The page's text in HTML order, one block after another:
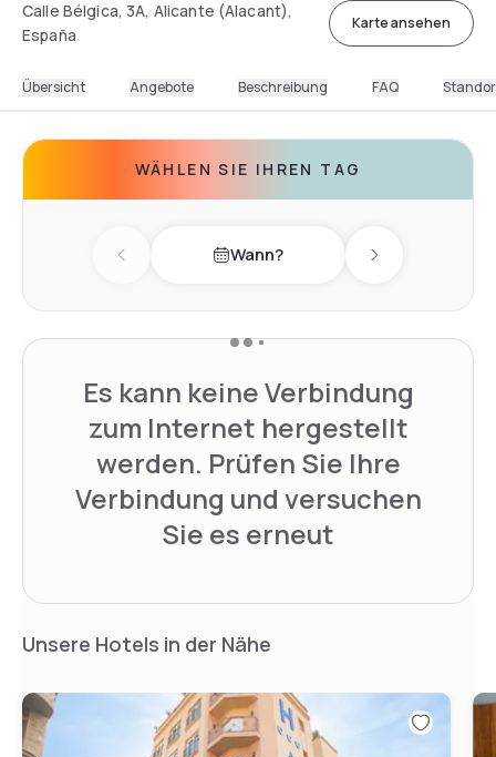
Calle Bélgica, 3A, Alicante (Alacant),
España
Karte ansehen
Übersicht Angebote Beschreibung FAQ
WÄHLEN SIE IHREN TAG
Previous day Wann? Next day
Es kann keine Verbindung
zum Internet hergestellt
werden. Prüfen Sie Ihre
Verbindung und versuchen
Sie es erneut
Unsere Hotels in der Nähe